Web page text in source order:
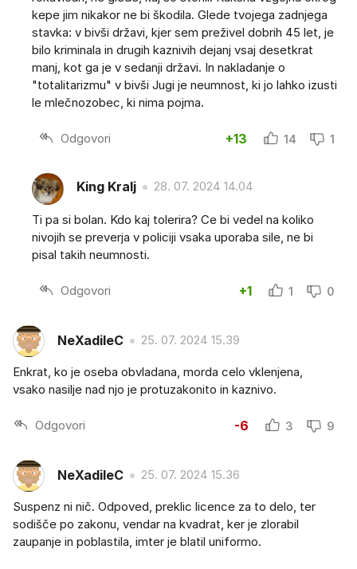
kepe jim nikakor ne bi škodila. Glede tvojega zadnjega
stavka: v bivši državi, kjer sem preživel dobrih 45 let, je
bilo kriminala in drugih kaznivih dejanj vsaj desetkrat
manj, kot ga je v sedanji državi. In nakladanje o
"totalitarizmu" v bivši Jugi je neumnost, ki jo lahko izusti
le mlečnozobec, ki nima pojma.
Odgovori +13 14 1
King Kralj 28. 07. 2024 14.04
Ti pa si bolan. Kdo kaj tolerira? Ce bi vedel na koliko
nivojih se preverja v policiji vsaka uporaba sile, ne bi
pisal takih neumnosti.
Odgovori +1 1 0
NeXadileC 25. 07. 2024 15.39
Enkrat, ko je oseba obvladana, morda celo vklenjena,
vsako nasilje nad njo je protuzakonito in kaznivo.
Odgovori -6 3 9
NeXadileC 25. 07. 2024 15.36
Suspenz ni nič. Odpoved, preklic licence za to delo, ter
sodišče po zakonu, vendar na kvadrat, ker je zlorabil
zaupanje in poblastila, imter je blatil uniformo.